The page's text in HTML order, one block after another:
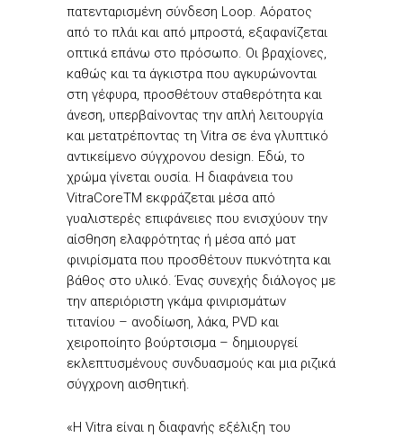
πατενταρισμένη σύνδεση Loop. Αόρατος
από το πλάι και από μπροστά, εξαφανίζεται
οπτικά επάνω στο πρόσωπο. Οι βραχίονες,
καθώς και τα άγκιστρα που αγκυρώνονται
στη γέφυρα, προσθέτουν σταθερότητα και
άνεση, υπερβαίνοντας την απλή λειτουργία
και μετατρέποντας τη Vitra σε ένα γλυπτικό
αντικείμενο σύγχρονου design. Εδώ, το
χρώμα γίνεται ουσία. Η διαφάνεια του
VitraCoreTM εκφράζεται μέσα από
γυαλιστερές επιφάνειες που ενισχύουν την
αίσθηση ελαφρότητας ή μέσα από ματ
φινιρίσματα που προσθέτουν πυκνότητα και
βάθος στο υλικό. Ένας συνεχής διάλογος με
την απεριόριστη γκάμα φινιρισμάτων
τιτανίου – ανοδίωση, λάκα, PVD και
χειροποίητο βούρτσισμα – δημιουργεί
εκλεπτυσμένους συνδυασμούς και μια ριζικά
σύγχρονη αισθητική.
«Η Vitra είναι η διαφανής εξέλιξη του